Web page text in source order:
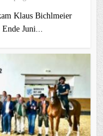
Klaus Bichlmeier
Juni...